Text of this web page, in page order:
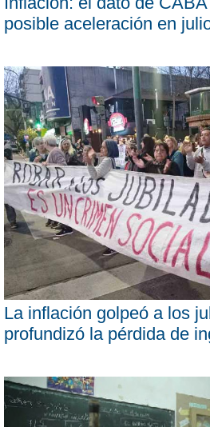
posible aceleración en
La inflación golpeó a los
profundizó la pérdida de